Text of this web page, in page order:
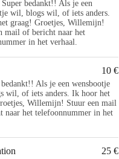
bedankt!! Als je een
wil, blogs wil, of iets anders.
graag! Groetjes, Willemijn!
mail of bericht naar het
in het verhaal.
10 €
Als je een wensbootje
wil, of iets anders. Ik hoor het
Willemijn! Stuur een mail
naar het telefoonnummer in het
25 €